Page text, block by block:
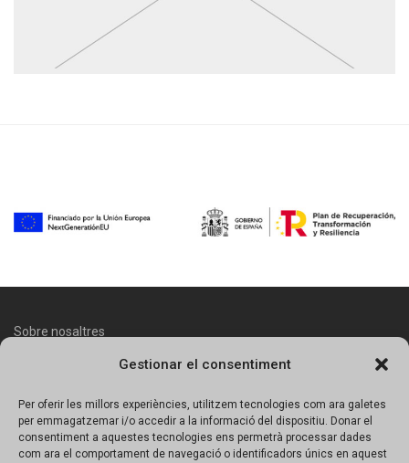
Gestionar el consentiment
Per oferir les millors experiències, utilitzem tecnologies com ara galetes
per emmagatzemar i/o accedir a la informació del dispositiu. Donar el
consentiment a aquestes tecnologies ens permetrà processar dades
com ara el comportament de navegació o identificadors únics en aquest
Sobre nosaltres
Avís legal
Política de protecció de dades